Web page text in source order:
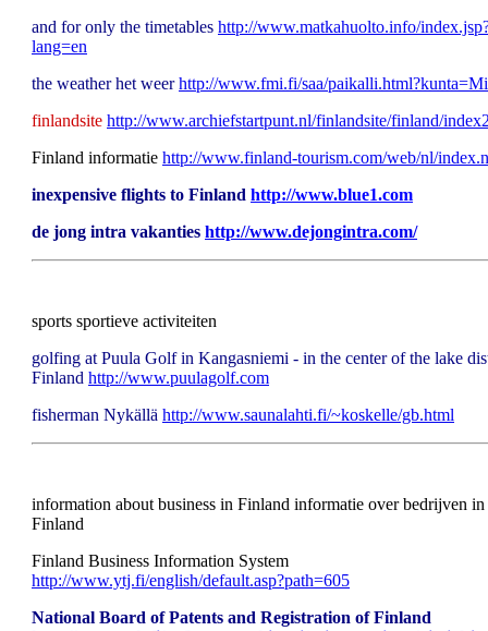
and for only the timetables http://www.matkahuolto.info/
lang=en
the weather het weerhttp://www.fmi.fi/saa/
finlandsite http://www.archiefstartpunt.nl/finlandsite/finland/
Finland informatie http://www.finland-tourism.com/web/nl/
inexpensive flights to Finland http://www.blue1.com
de jong intra vakanties http://www.dejongintra.com/
sports sportieve activiteiten
golfing at Puula Golf in Kangasniemi - in the center of the lake
Finland http://www.puulagolf.com
fisherman Nykällä http://www.saunalahti.fi/~koskelle/gb.html
information about business in Finland informatie over bedrijven in
Finland
Finland Business Information System
http://www.ytj.fi/english/default.asp?path=605
National Board of Patents and Registration of Finland